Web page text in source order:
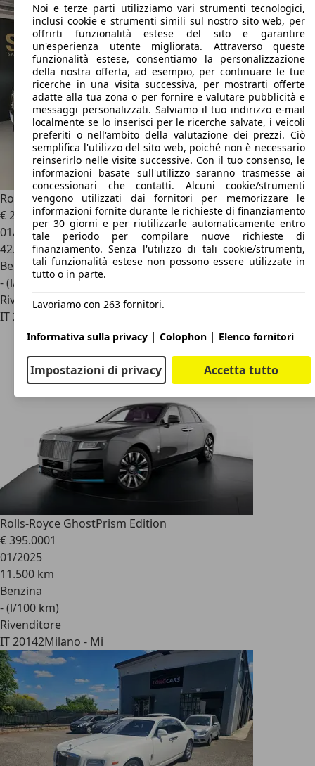
Rolls-Royce GhostGhost II 6.7 V12 Black Badge
€ 295.000
01/2022
42.000 km
Benzina
- (l/100 km)
Rivenditore
IT 20125
Rolls-Royce GhostPrism Edition
€ 395.0001
01/2025
11.500 km
Benzina
- (l/100 km)
Rivenditore
IT 20142Milano - Mi
Noi e terze parti utilizziamo vari strumenti tecnologici,
inclusi cookie e strumenti simili sul nostro sito web, per
offrirti funzionalità estese del sito e garantire
un'esperienza utente migliorata. Attraverso queste
funzionalità estese, consentiamo la personalizzazione
della nostra offerta, ad esempio, per continuare le tue
ricerche in una visita successiva, per mostrarti offerte
adatte alla tua zona o per fornire e valutare pubblicità e
messaggi personalizzati. Salviamo il tuo indirizzo e-mail
localmente se lo inserisci per le ricerche salvate, i veicoli
preferiti o nell'ambito della valutazione dei prezzi. Ciò
semplifica l'utilizzo del sito web, poiché non è necessario
reinserirlo nelle visite successive. Con il tuo consenso, le
informazioni basate sull'utilizzo saranno trasmesse ai
concessionari che contatti. Alcuni cookie/strumenti
vengono utilizzati dai fornitori per memorizzare le
informazioni fornite durante le richieste di finanziamento
per 30 giorni e per riutilizzarle automaticamente entro
tale periodo per compilare nuove richieste di
finanziamento. Senza l'utilizzo di tali cookie/strumenti,
tali funzionalità estese non possono essere utilizzate in
tutto o in parte.
Lavoriamo con 263 fornitori.
Informativa sulla privacy | Colophon | Elenco fornitori
Impostazioni di privacy Accetta tutto